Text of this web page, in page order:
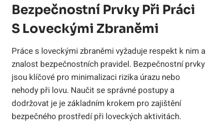
Bezpečnostní Prvky Při Práci
S Loveckými Zbraněmi
Práce s loveckými zbraněmi vyžaduje respekt k nim a
znalost bezpečnostních pravidel. Bezpečnostní prvky
jsou klíčové pro minimalizaci rizika úrazu nebo
nehody při lovu. Naučit se správné postupy a
dodržovat je je základním krokem pro zajištění
bezpečného prostředí při loveckých aktivitách.